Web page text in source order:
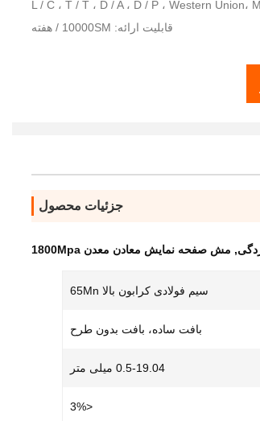
قابلیت ارائه: 10000SM / هفته
جزئیات محصول
, مش صفحه نمایش معادن معدن 1800Mpa
سیم فولادی کرابون بالا 65Mn
بافت ساده، بافت بدون طرح
0.5-19.04 میلی متر
<3%